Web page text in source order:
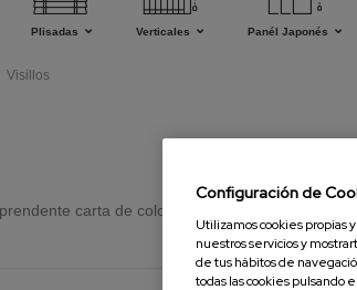
Plisadas Verticales Panél Japonés
Visillos
carta de colores, visillos de modelos
Configuración de
Utilizamos cookies propias
nuestros servicios y
de tus hábitos de
todas las cookies pulsando